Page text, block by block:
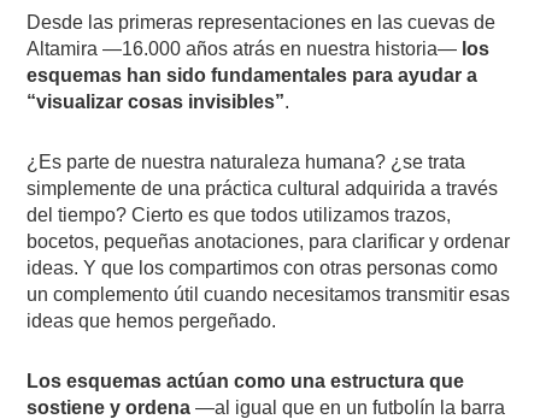
Desde las primeras representaciones en las cuevas de
Altamira —16.000 años atrás en nuestra historia— los
esquemas han sido fundamentales para ayudar a
“visualizar cosas invisibles”.
¿Es parte de nuestra naturaleza humana? ¿se trata
simplemente de una práctica cultural adquirida a través
del tiempo? Cierto es que todos utilizamos trazos,
bocetos, pequeñas anotaciones, para clarificar y ordenar
ideas. Y que los compartimos con otras personas como
un complemento útil cuando necesitamos transmitir esas
ideas que hemos pergeñado.
Los esquemas actúan como una estructura que
sostiene y ordena —al igual que en un futbolín la barra